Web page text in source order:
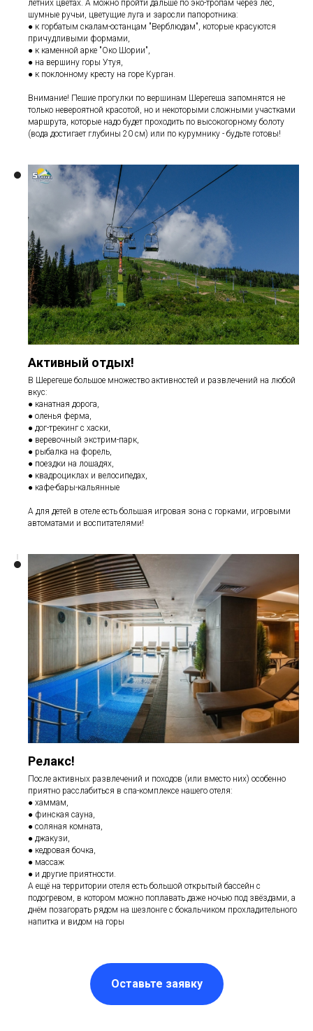
летних цветах. А можно пройти дальше по эко-тропам через лес,
шумные ручьи, цветущие луга и заросли папоротника:
● к горбатым скалам-останцам "Верблюдам", которые красуются
причудливыми формами,
● к каменной арке "Око Шории",
● на вершину горы Утуя,
● к поклонному кресту на горе Курган.
Внимание! Пешие прогулки по вершинам Шерегеша запомнятся не
только невероятной красотой, но и некоторыми сложными участками
маршрута, которые надо будет проходить по высокогорному болоту
(вода достигает глубины 20 см) или по курумнику - будьте готовы!
Активный отдых!
В Шерегеше большое множество активностей и развлечений на любой
вкус:
● канатная дорога,
● оленья ферма,
● дог-трекинг с хаски,
● веревочный экстрим-парк,
● рыбалка на форель,
● поездки на лошадях,
● квадроциклах и велосипедах,
● кафе-бары-кальянные
А для детей в отеле есть большая игровая зона с горками, игровыми
автоматами и воспитателями!
Релакс!
После активных развлечений и походов (или вместо них) особенно
приятно расслабиться в спа-комплексе нашего отеля:
● хаммам,
● финская сауна,
● соляная комната,
● джакузи,
● кедровая бочка,
● массаж
● и другие приятности.
А ещё на территории отеля есть большой открытый бассейн с
подогревом, в котором можно поплавать даже ночью под звёздами, а
днём позагорать рядом на шезлонге с бокальчиком прохладительного
напитка и видом на горы
Оставьте заявку